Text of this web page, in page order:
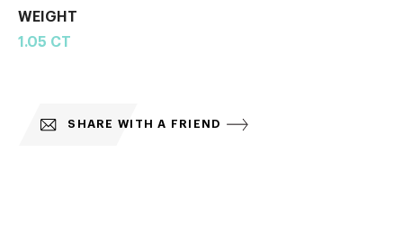
WEIGHT
1.05 CT
SHARE WITH A FRIEND